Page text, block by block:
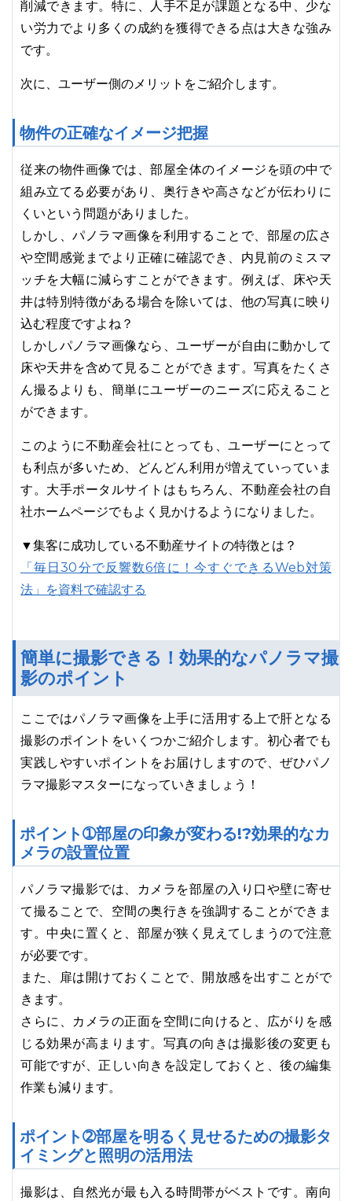
削減できます。特に、人手不足が課題となる中、少な
い労力でより多くの成約を獲得できる点は大きな強み
です。
次に、ユーザー側のメリットをご紹介します。
物件の正確なイメージ把握
従来の物件画像では、部屋全体のイメージを頭の中で
組み立てる必要があり、奥行きや高さなどが伝わりに
くいという問題がありました。
しかし、パノラマ画像を利用することで、部屋の広さ
や空間感覚までより正確に確認でき、内見前のミスマ
ッチを大幅に減らすことができます。例えば、床や天
井は特別特徴がある場合を除いては、他の写真に映り
込む程度ですよね？
しかしパノラマ画像なら、ユーザーが自由に動かして
床や天井を含めて見ることができます。写真をたくさ
ん撮るよりも、簡単にユーザーのニーズに応えること
ができます。
このように不動産会社にとっても、ユーザーにとって
も利点が多いため、どんどん利用が増えていっていま
す。大手ポータルサイトはもちろん、不動産会社の自
社ホームページでもよく見かけるようになりました。
▼集客に成功している不動産サイトの特徴とは？
「毎日30分で反響数6倍に！今すぐできるWeb対策
法」を資料で確認する
簡単に撮影できる！効果的なパノラマ撮
影のポイント
ここではパノラマ画像を上手に活用する上で肝となる
撮影のポイントをいくつかご紹介します。初心者でも
実践しやすいポイントをお届けしますので、ぜひパノ
ラマ撮影マスターになっていきましょう！
ポイント➀部屋の印象が変わる!?効果的なカ
メラの設置位置
パノラマ撮影では、カメラを部屋の入り口や壁に寄せ
て撮ることで、空間の奥行きを強調することができま
す。中央に置くと、部屋が狭く見えてしまうので注意
が必要です。
また、扉は開けておくことで、開放感を出すことがで
きます。
さらに、カメラの正面を空間に向けると、広がりを感
じる効果が高まります。写真の向きは撮影後の変更も
可能ですが、正しい向きを設定しておくと、後の編集
作業も減ります。
ポイント➁部屋を明るく見せるための撮影タ
イミングと照明の活用法
撮影は、自然光が最も入る時間帯がベストです。南向